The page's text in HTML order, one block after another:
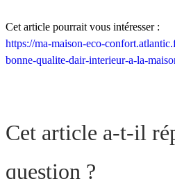
Cet article pourrait vous intéresser :
https://ma-maison-eco-
bonne-qualite-dair-interieur-a-la-
Cet article a-t-il
question ?